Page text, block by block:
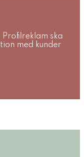
ska
med kunder